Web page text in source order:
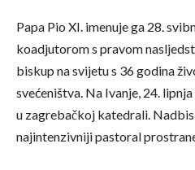
Papa Pio XI. imenuje ga 28.
koadjutorom s pravom
biskup na svijetu s 36 godina
svećeništva. Na Ivanje, 24.
u zagrebačkoj katedrali.
najintenzivniji pastoral